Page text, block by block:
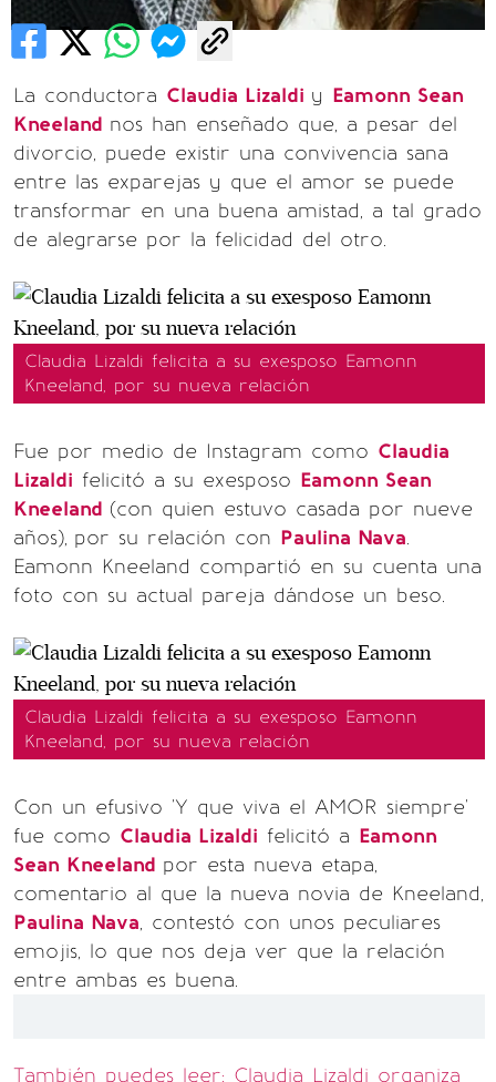
La conductora Claudia Lizaldi y Eamonn Sean
Kneeland nos han enseñado que, a pesar del
divorcio, puede existir una convivencia sana
entre las exparejas y que el amor se puede
transformar en una buena amistad, a tal grado
de alegrarse por la felicidad del otro.
Claudia Lizaldi felicita a su exesposo Eamonn
Kneeland, por su nueva relación
Fue por medio de Instagram como Claudia
Lizaldi felicitó a su exesposo Eamonn Sean
Kneeland (con quien estuvo casada por nueve
años), por su relación con Paulina Nava.
Eamonn Kneeland compartió en su cuenta una
foto con su actual pareja dándose un beso.
Claudia Lizaldi felicita a su exesposo Eamonn
Kneeland, por su nueva relación
Con un efusivo 'Y que viva el AMOR siempre'
fue como Claudia Lizaldi felicitó a Eamonn
Sean Kneeland por esta nueva etapa,
comentario al que la nueva novia de Kneeland,
Paulina Nava, contestó con unos peculiares
emojis, lo que nos deja ver que la relación
entre ambas es buena.
También puedes leer: Claudia Lizaldi organiza